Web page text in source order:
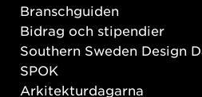
Branschguiden
Bidrag och stipendier
Southern Sweden Design
SPOK
Arkitekturdagarna